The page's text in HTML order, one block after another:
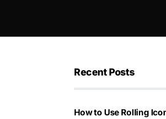
Recent Posts
How to Use Rolling